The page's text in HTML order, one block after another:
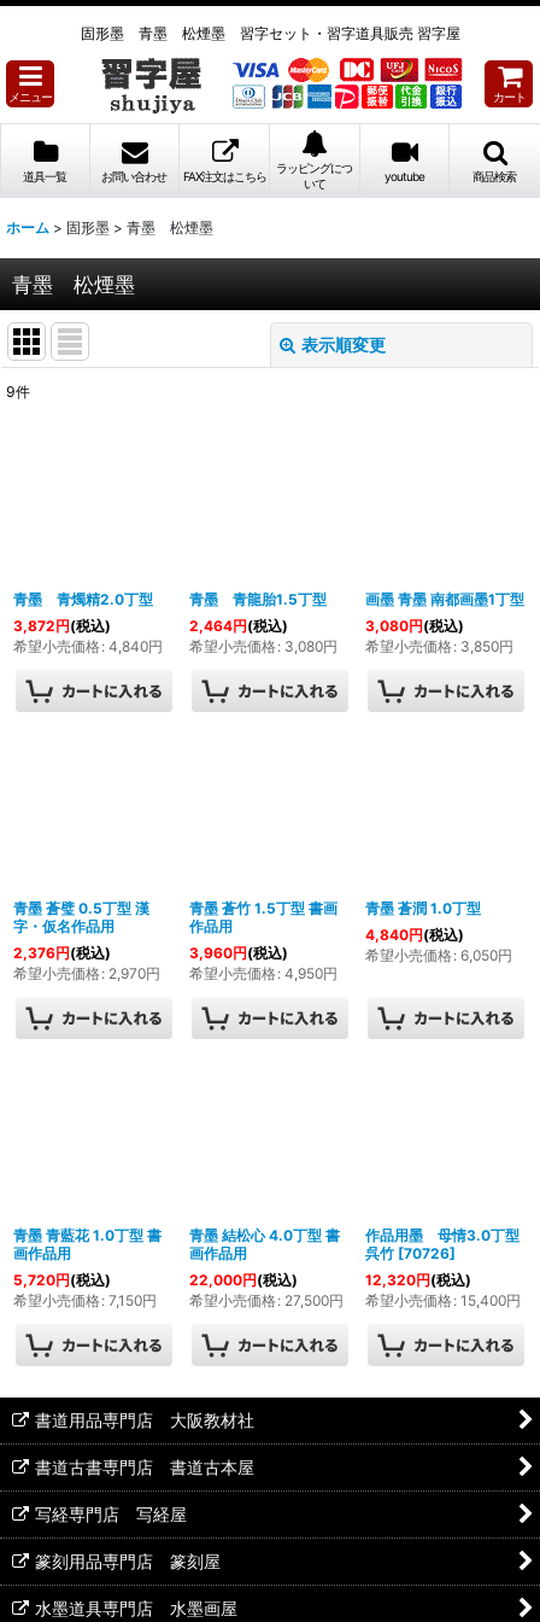
固形墨 青墨 松煙墨 習字セット・習字道具販売 習字屋
メニュー カート
道具一覧 お問い合わせ FAX注文はこちら
ラッピングにつ
いて
youtube 商品検索
ホーム > 固形墨 > 青墨 松煙墨
青墨 松煙墨
表示順変更
9件
青墨 青燭精2.0丁型
3,872円(税込)
希望小売価格: 4,840円
青墨 青龍胎1.5丁型
2,464円(税込)
希望小売価格: 3,080円
画墨 青墨 南都画墨1丁型
3,080円(税込)
希望小売価格: 3,850円
青墨 蒼璧 0.5丁型 漢
字・仮名作品用
2,376円(税込)
希望小売価格: 2,970円
青墨 蒼竹 1.5丁型 書画
作品用
3,960円(税込)
希望小売価格: 4,950円
青墨 蒼潤 1.0丁型
4,840円(税込)
希望小売価格: 6,050円
青墨 青藍花 1.0丁型 書
画作品用
5,720円(税込)
希望小売価格: 7,150円
青墨 結松心 4.0丁型 書
画作品用
22,000円(税込)
希望小売価格: 27,500円
作品用墨 母情3.0丁型
呉竹 [70726]
12,320円(税込)
希望小売価格: 15,400円
書道用品専門店 大阪教材社
書道古書専門店 書道古本屋
写経専門店 写経屋
篆刻用品専門店 篆刻屋
水墨道具専門店 水墨画屋